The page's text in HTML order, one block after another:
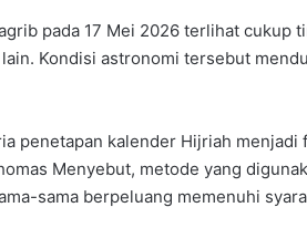
pada 17 Mei 2026 terlihat cukup
Kondisi astronomi tersebut
penetapan kalender Hijriah
Menyebut, metode yang
sama berpeluang memenuhi